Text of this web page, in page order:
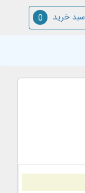
سبد خرید 0